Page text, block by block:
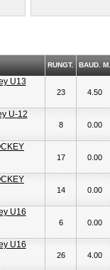
RUNGT. BAUD. M.
23 4.50
8 0.00
17 0.00
14 0.00
6 0.00
26 4.00